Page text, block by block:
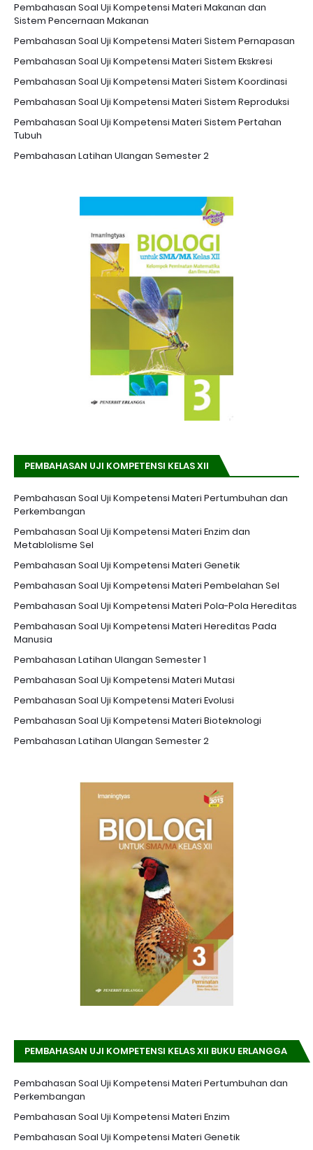
Pembahasan Soal Uji Kompetensi Materi Makanan dan
Sistem Pencernaan Makanan
Pembahasan Soal Uji Kompetensi Materi Sistem Pernapasan
Pembahasan Soal Uji Kompetensi Materi Sistem Ekskresi
Pembahasan Soal Uji Kompetensi Materi Sistem Koordinasi
Pembahasan Soal Uji Kompetensi Materi Sistem Reproduksi
Pembahasan Soal Uji Kompetensi Materi Sistem Pertahan
Tubuh
Pembahasan Latihan Ulangan Semester 2
PEMBAHASAN UJI KOMPETENSI KELAS XII
Pembahasan Soal Uji Kompetensi Materi Pertumbuhan dan
Perkembangan
Pembahasan Soal Uji Kompetensi Materi Enzim dan
Metablolisme Sel
Pembahasan Soal Uji Kompetensi Materi Genetik
Pembahasan Soal Uji Kompetensi Materi Pembelahan Sel
Pembahasan Soal Uji Kompetensi Materi Pola-Pola Hereditas
Pembahasan Soal Uji Kompetensi Materi Hereditas Pada
Manusia
Pembahasan Latihan Ulangan Semester 1
Pembahasan Soal Uji Kompetensi Materi Mutasi
Pembahasan Soal Uji Kompetensi Materi Evolusi
Pembahasan Soal Uji Kompetensi Materi Bioteknologi
Pembahasan Latihan Ulangan Semester 2
PEMBAHASAN UJI KOMPETENSI KELAS XII BUKU ERLANGGA
Pembahasan Soal Uji Kompetensi Materi Pertumbuhan dan
Perkembangan
Pembahasan Soal Uji Kompetensi Materi Enzim
Pembahasan Soal Uji Kompetensi Materi Genetik